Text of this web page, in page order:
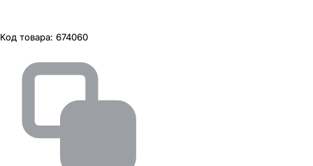
Код товара: 674060